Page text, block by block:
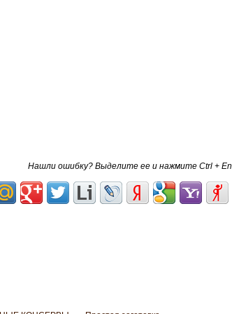
Нашли ошибку? Выделите ее и нажмите Ctrl +